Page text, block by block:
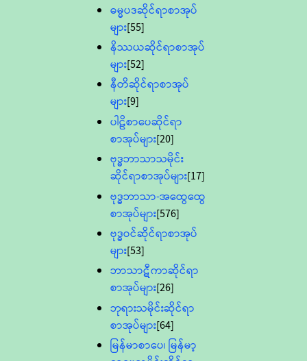
ဓမ္မပဒဆိုင်ရာစာအုပ်
များ[55]
နိဿယဆိုင်ရာစာအုပ်
များ[52]
နီတိဆိုင်ရာစာအုပ်
များ[9]
ပါဠိစာပေဆိုင်ရာ
စာအုပ်များ[20]
ဗုဒ္ဓဘာသာသမိုင်း
ဆိုင်ရာစာအုပ်များ[17]
ဗုဒ္ဓဘာသာ-အထွေထွေ
စာအုပ်များ[576]
ဗုဒ္ဓဝင်ဆိုင်ရာစာအုပ်
များ[53]
ဘာသာဋီကာဆိုင်ရာ
စာအုပ်များ[26]
ဘုရားသမိုင်းဆိုင်ရာ
စာအုပ်များ[64]
မြန်မာစာပေ၊ မြန်မာ့